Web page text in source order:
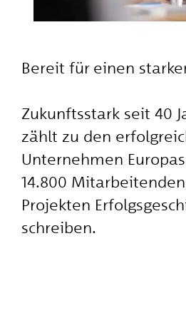
Bereit für einen
Zukunftsstark seit 40
zählt zu den
Unternehmen
14.800
Projekten
schreiben.